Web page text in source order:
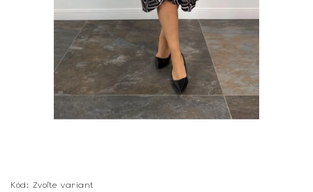
Kód: Zvoľte variant